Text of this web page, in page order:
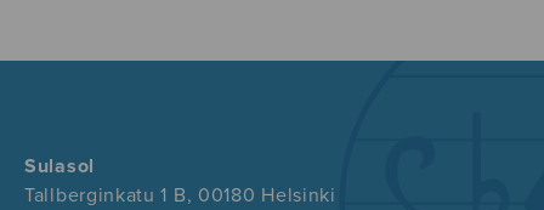
Sulasol
Tallberginkatu 1 B, 00180 Helsinki